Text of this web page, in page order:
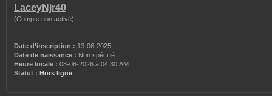
LaceyNjr40
(Compte non activé)
Date d’inscription : 13-06-2025
Date de naissance : Non spécifié
Heure locale : 08-08-2026 à 04:30 AM
Statut : Hors ligne